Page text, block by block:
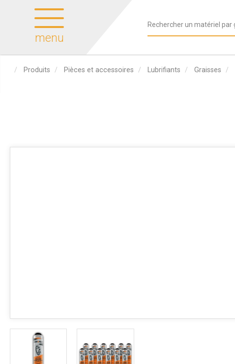
menu
Produits Pièces et accessoires Lubrifiants Graisses